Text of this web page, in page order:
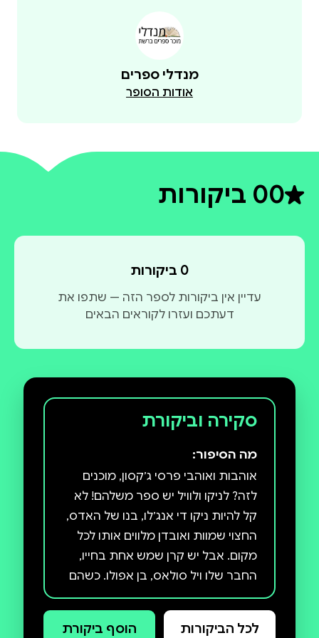
מנדלי ספרים
אודות הסופר
0דירוג ממוצע 0 מתוך 5
0 ביקורות
0 ביקורות
עדיין אין ביקורות לספר הזה — שתפו את
דעתכם ועזרו לקוראים הבאים
סקירה וביקורת
מה הסיפור:
אוהבות ואוהבי פרסי ג׳קסון, מוכנים
לזה? לניקו ולוויל יש ספר משלהם! לא
קל להיות ניקו די אנג׳לו, בנו של האדס,
החצוי שמוות ואובדן מלווים אותו לכל
מקום. אבל יש קרן שמש אחת בחייו,
החבר שלו ויל סולאס, בן אפולו. כשהם
יחד, שני החצויים יכולים להתגבר על כל
מכשול. או ככה לפחות זה היה עד היום.
לכל הביקורות הוסף ביקורת